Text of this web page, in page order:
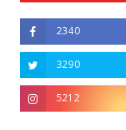
2340
3290
5212